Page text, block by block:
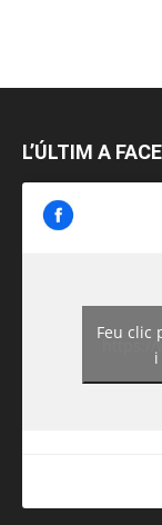
L’ÚLTIM A
https://
Feu clic
i